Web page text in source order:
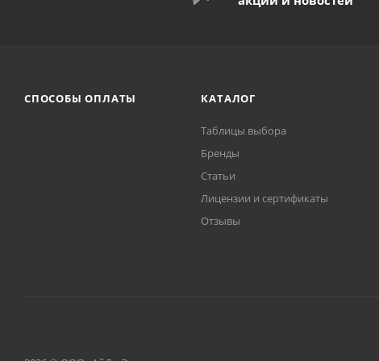
СПОСОБЫ ОПЛАТЫ КАТАЛОГ
Таблицы выбора
Бренды
Статьи
Лицензии и сертификаты
Отзывы